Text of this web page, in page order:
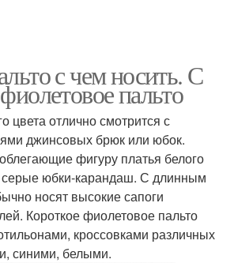
с чем носить. С
пальто
цвета отлично смотрится с
джинсовых брюк или юбок.
фигуру платья белого
серые юбки-карандаш. С длинным
носят высокие сапоги
Короткое фиолетовое пальто
кроссовками различных
синими, белыми.